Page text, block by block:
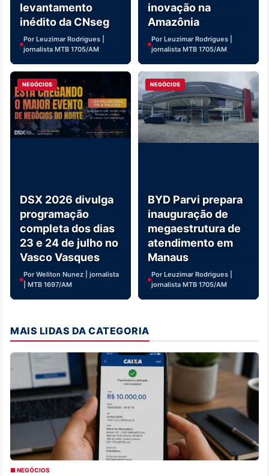
levantamento
inédito da CNseg
Por Leuzimar Rodrigues |
jornalista MTB 1705/AM
inovação na
Amazônia
Por Leuzimar Rodrigues |
jornalista MTB 1705/AM
NEGÓCIOS
DSX 2026 divulga
programação
completa dos dias
23 e 24 de julho no
Vasco Vasques
Por Weliton Nunez | jornalista
| MTB 1697/AM
NEGÓCIOS
BYD Parvi prepara
inauguração de
megaestrutura de
atendimento em
Manaus
Por Leuzimar Rodrigues |
jornalista MTB 1705/AM
MAIS LIDAS DA CATEGORIA
■ NEGÓCIOS